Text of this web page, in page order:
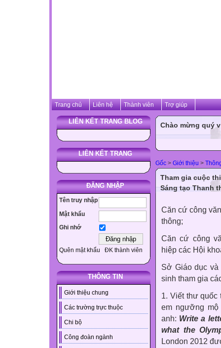
Trang chủ Liên hệ Thành viên Trợ giúp
LIÊN KẾT TRANG BLOG
LIÊN KẾT TRANG
ĐĂNG NHẬP
Tên truy nhập
Mật khẩu
Ghi nhớ
Quên mật khẩu ĐK thành viên
THÔNG TIN
Giới thiệu chung
Các trường trực thuộc
Chi bộ
Công đoàn ngành
Chào mừng quý
Gốc > Giới thiệu >
Tham gia cuộc
Sáng tạo Thanh
Căn cứ công
thông;
Căn cứ công
hiệp các Hội
Sở Giáo dục
sinh tham gia
1. Viết thư quốc
em ngưỡng
anh: Write a
what the
London 2012